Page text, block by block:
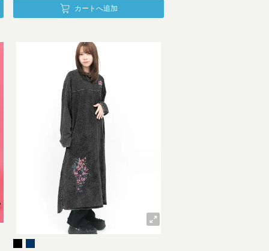
カートへ追加